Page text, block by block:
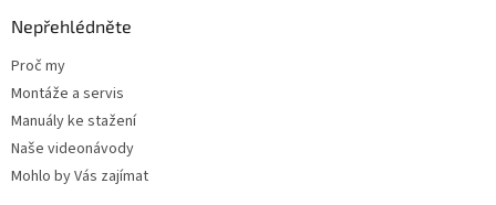
Nepřehlédněte
Proč my
Montáže a servis
Manuály ke stažení
Naše videonávody
Mohlo by Vás zajímat